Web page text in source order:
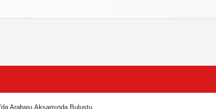
Arabaşı Akşamında Buluştu